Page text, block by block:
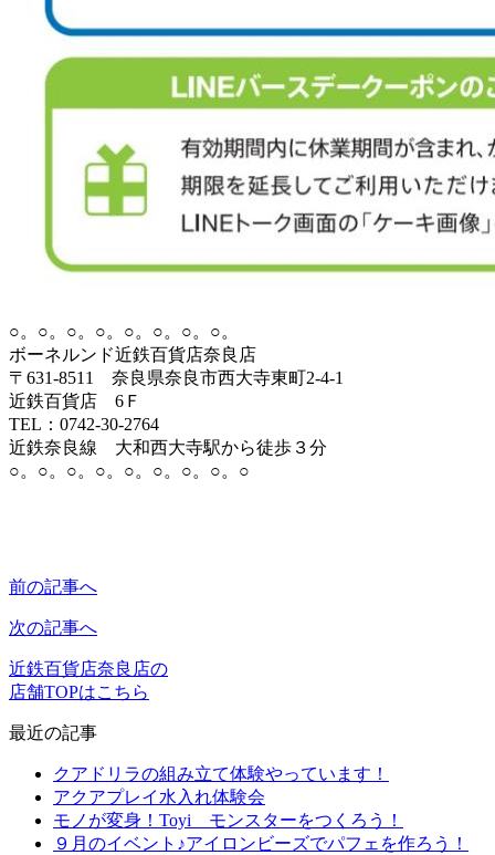
○。○。○。○。○。○。○。○。
ボーネルンド近鉄百貨店奈良店
〒631-8511 奈良県奈良市西大寺東町2-4-1
近鉄百貨店 6Ｆ
TEL：0742-30-2764
近鉄奈良線 大和西大寺駅から徒歩３分
○。○。○。○。○。○。○。○。○
前の記事へ
次の記事へ
近鉄百貨店奈良店の
店舗TOPはこちら
最近の記事
クアドリラの組み立て体験やっています！
アクアプレイ水入れ体験会
モノが変身！Toyi モンスターをつくろう！
９月のイベント♪アイロンビーズでパフェを作ろう！